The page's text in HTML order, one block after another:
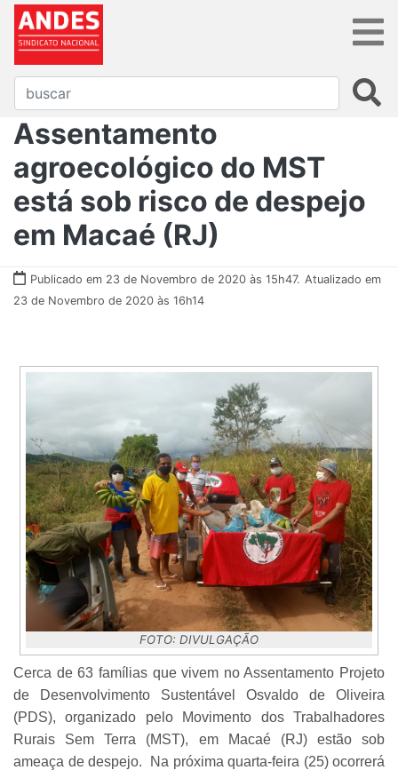
Assentamento
agroecológico do MST
está sob risco de despejo
em Macaé (RJ)
Publicado em 23 de Novembro de 2020 às 15h47. Atualizado em
23 de Novembro de 2020 às 16h14
FOTO: DIVULGAÇÃO
Cerca de 63 famílias que vivem no Assentamento Projeto
de Desenvolvimento Sustentável Osvaldo de Oliveira
(PDS), organizado pelo Movimento dos Trabalhadores
Rurais Sem Terra (MST), em Macaé (RJ) estão sob
ameaça de despejo. Na próxima quarta-feira (25) ocorrerá